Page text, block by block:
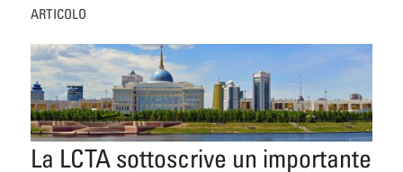
ARTICOLO
La LCTA sottoscrive un importante